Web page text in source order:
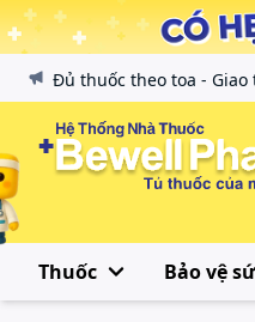
Đủ thuốc theo toa -
Thuốc Bảo vệ